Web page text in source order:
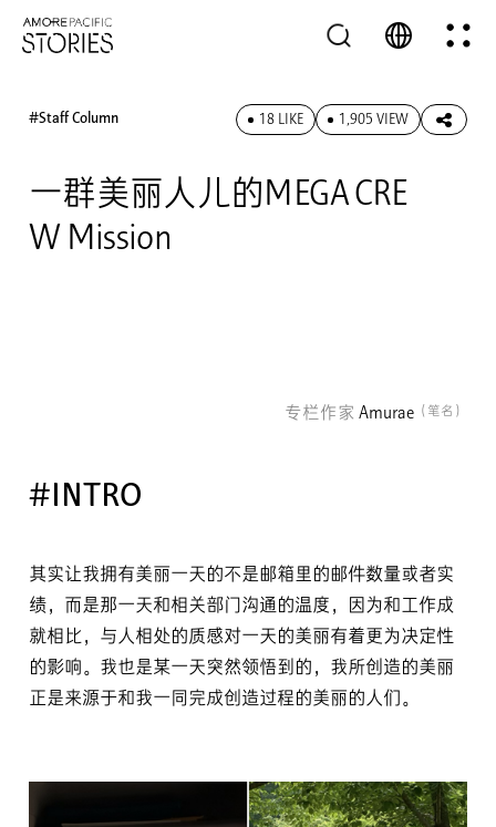
#Staff Column 18 LIKE 1,905 VIEW
一群美丽人儿的MEGA CRE
W Mission
专栏作家 Amurae （笔名）
#INTRO
其实让我拥有美丽一天的不是邮箱里的邮件数量或者实
绩，而是那一天和相关部门沟通的温度，因为和工作成
就相比，与人相处的质感对一天的美丽有着更为决定性
的影响。我也是某一天突然领悟到的，我所创造的美丽
正是来源于和我一同完成创造过程的美丽的人们。